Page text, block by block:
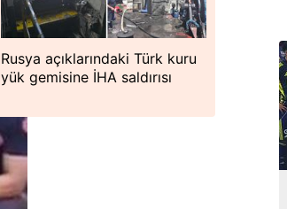
Rusya açıklarındaki Türk kuru
yük gemisine İHA saldırısı